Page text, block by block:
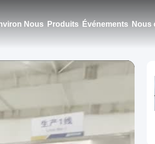
Environ Nous Produits Événements Nous